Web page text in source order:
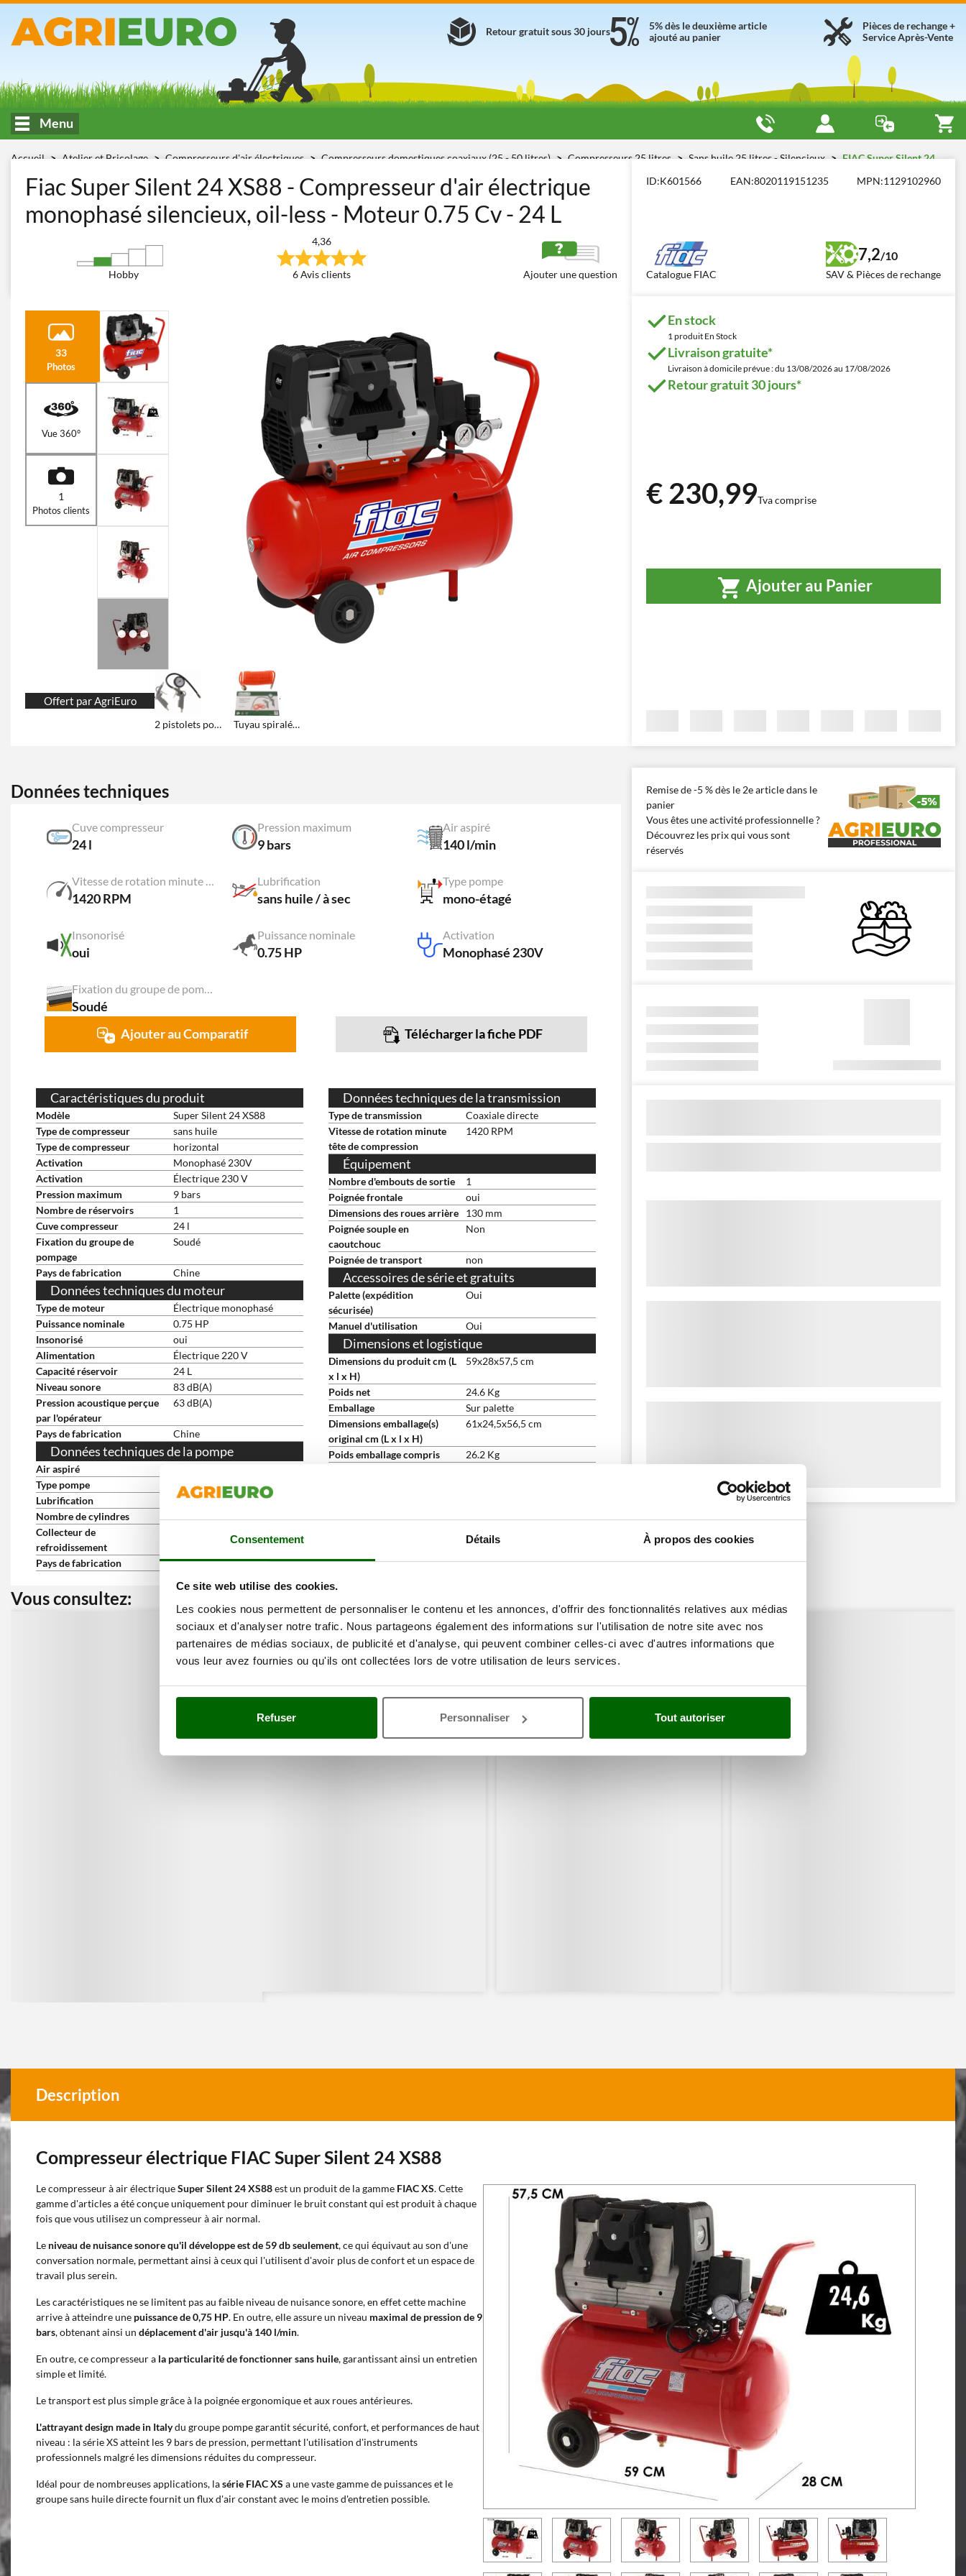
Consentement Détails À propos des cookies
Ce site web utilise des cookies.
Les cookies nous permettent de personnaliser le contenu et les annonces, d'offrir des fonctionnalités relatives aux médias
sociaux et d'analyser notre trafic. Nous partageons également des informations sur l'utilisation de notre site avec nos
partenaires de médias sociaux, de publicité et d'analyse, qui peuvent combiner celles-ci avec d'autres informations que
vous leur avez fournies ou qu'ils ont collectées lors de votre utilisation de leurs services.
Refuser Personnaliser Tout autoriser
Pièces de rechange +
Service Après-Vente
5% dès le deuxième article
ajouté au panier
Retour gratuit sous 30 jours
Menu
Accueil Atelier et Bricolage Compresseurs d'air électriques Compresseurs domestiques coaxiaux (25 - 50 litres) Compresseurs 25 litres Sans huile 25 litres - Silencieux
FIAC Super Silent 24
Fiac Super Silent 24 XS88 - Compresseur d'air électrique
monophasé silencieux, oil-less - Moteur 0.75 Cv - 24 L
Hobby
4,36
6 Avis clients Ajouter une question
ID:K601566 EAN:8020119151235 MPN:1129102960
Catalogue FIAC
7,2/10
SAV & Pièces de rechange
33
Photos
Vue 360°
1
Photos clients
Offert par AgriEuro
2 pistolets pour compresseur Tuyau spiralé 5 mètres
En stock
1 produit En Stock
Livraison gratuite*
Livraison à domicile prévue : du 13/08/2026 au 17/08/2026
Retour gratuit 30 jours*
€ 230,99Tva comprise
Ajouter au Panier
Données techniques
Cuve compresseur
24 l
Pression maximum
9 bars
Air aspiré
140 l/min
Vitesse de rotation minute tête de compression
1420 RPM
Lubrification
sans huile / à sec
Type pompe
mono-étagé
Insonorisé
oui
Puissance nominale
0.75 HP
Activation
Monophasé 230V
Fixation du groupe de pompage
Soudé
Ajouter au Comparatif Télécharger la fiche PDF
Caractéristiques du produit
Modèle
Super Silent 24 XS88
Type de compresseur
sans huile
Type de compresseur
horizontal
Activation
Monophasé 230V
Activation
Électrique 230 V
Pression maximum
9 bars
Nombre de réservoirs
1
Cuve compresseur
24 l
Fixation du groupe de
pompage
Soudé
Pays de fabrication Chine
Données techniques du moteur
Type de moteur
Électrique monophasé
Puissance nominale
0.75 HP
Insonorisé
oui
Alimentation
Électrique 220 V
Capacité réservoir
24 L
Niveau sonore
83 dB(A)
Pression acoustique perçue
par l'opérateur
63 dB(A)
Pays de fabrication Chine
Données techniques de la pompe
Air aspiré
Type pompe
mono-étagé
Lubrification
sans huile / à sec
Nombre de cylindres
Collecteur de
refroidissement
Pays de fabrication Chine
Données techniques de la transmission
Type de transmission
Coaxiale directe
Vitesse de rotation minute
tête de compression
1420 RPM
Équipement
Nombre d'embouts de sortie
1
Poignée frontale
oui
Dimensions des roues arrière
130 mm
Poignée souple en
caoutchouc
Non
Poignée de transport non
Accessoires de série et gratuits
Palette (expédition
sécurisée)
Oui
Manuel d'utilisation Oui
Dimensions et logistique
Dimensions du produit cm (L
x l x H)
59x28x57,5 cm
Poids net
24.6 Kg
Emballage
Sur palette
Dimensions emballage(s)
original cm (L x l x H)
61x24,5x56,5 cm
Poids emballage compris
26.2 Kg
Remise de -5 % dès le 2e article dans le
panier
Vous êtes une activité professionnelle ?
Découvrez les prix qui vous sont
réservés
Vous consultez:
Description
Compresseur électrique FIAC Super Silent 24 XS88
Le compresseur à air électriqueSuper Silent 24 XS88est un produit de la gamme FIAC XS. Cette
gamme d'articles a été conçue uniquement pour diminuer le bruit constant qui est produit à chaque
fois que vous utilisez un compresseur à air normal.
Le niveau de nuisance sonore qu'il développe est de 59 db seulement, ce qui équivaut au son d'une
conversation normale, permettant ainsi à ceux qui l'utilisent d'avoir plus de confort et un espace de
travail plus serein.
Les caractéristiques ne se limitent pas au faible niveau de nuisance sonore, en effet cette machine
arrive à atteindre une puissance de 0,75 HP. En outre, elle assure un niveau maximal de pression de 9
bars, obtenant ainsi un déplacement d'air jusqu'à 140 l/min.
En outre, ce compresseur a la particularité de fonctionner sans huile, garantissant ainsi un entretien
simple et limité.
Le transport est plus simple grâce à la poignée ergonomique et aux roues antérieures.
L'attrayant design made in Italydu groupe pompe garantit sécurité, confort, et performances de haut
niveau : la série XS atteint les 9 bars de pression, permettant l'utilisation d'instruments
professionnels malgré les dimensions réduites du compresseur.
Idéal pour de nombreuses applications, lasérie FIAC XS a une vaste gamme de puissances et le
groupe sans huile directe fournit un flux d'air constant avec le moins d'entretien possible.